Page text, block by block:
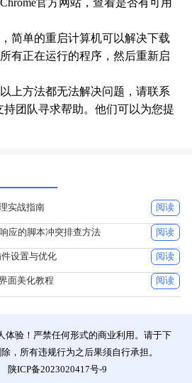
官方网站，查看是否有可用
简单的重启计算机可以解决下载
有正在运行的程序，然后重新启
上方法都无法解决问题，请联系
持团队寻求帮助。他们可以为您提
实战指南 阅读
应的脚本冲突排查方法 阅读
设置与优化 阅读
面美化教程 阅读
体验！严禁任何形式的商业利用。请于下
，所有违规行为之后果须自行承担。
陕ICP备2023020417号-9